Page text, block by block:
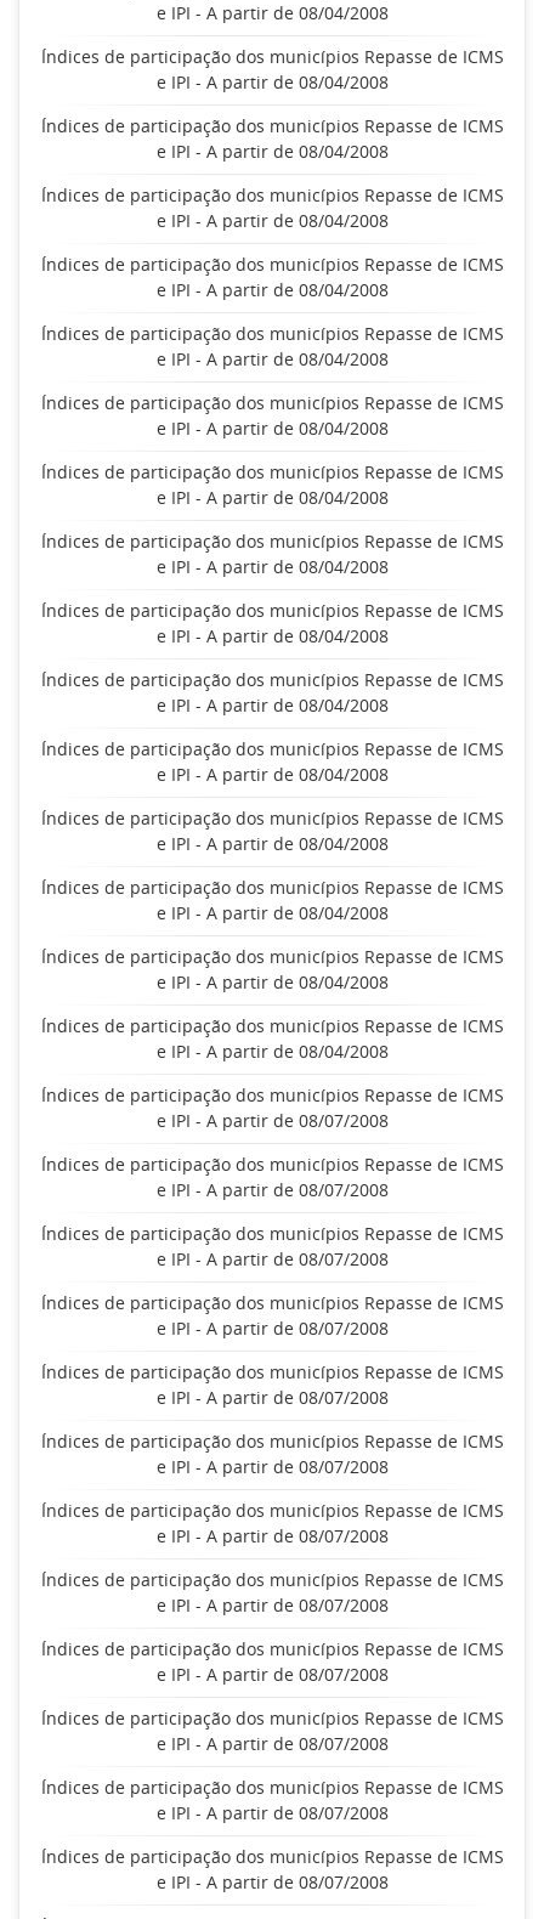
e IPI - A partir de 08/04/2008
Índices de participação dos municípios Repasse de ICMS
e IPI - A partir de 08/04/2008
Índices de participação dos municípios Repasse de ICMS
e IPI - A partir de 08/04/2008
Índices de participação dos municípios Repasse de ICMS
e IPI - A partir de 08/04/2008
Índices de participação dos municípios Repasse de ICMS
e IPI - A partir de 08/04/2008
Índices de participação dos municípios Repasse de ICMS
e IPI - A partir de 08/04/2008
Índices de participação dos municípios Repasse de ICMS
e IPI - A partir de 08/04/2008
Índices de participação dos municípios Repasse de ICMS
e IPI - A partir de 08/04/2008
Índices de participação dos municípios Repasse de ICMS
e IPI - A partir de 08/04/2008
Índices de participação dos municípios Repasse de ICMS
e IPI - A partir de 08/04/2008
Índices de participação dos municípios Repasse de ICMS
e IPI - A partir de 08/04/2008
Índices de participação dos municípios Repasse de ICMS
e IPI - A partir de 08/04/2008
Índices de participação dos municípios Repasse de ICMS
e IPI - A partir de 08/04/2008
Índices de participação dos municípios Repasse de ICMS
e IPI - A partir de 08/04/2008
Índices de participação dos municípios Repasse de ICMS
e IPI - A partir de 08/04/2008
Índices de participação dos municípios Repasse de ICMS
e IPI - A partir de 08/04/2008
Índices de participação dos municípios Repasse de ICMS
e IPI - A partir de 08/07/2008
Índices de participação dos municípios Repasse de ICMS
e IPI - A partir de 08/07/2008
Índices de participação dos municípios Repasse de ICMS
e IPI - A partir de 08/07/2008
Índices de participação dos municípios Repasse de ICMS
e IPI - A partir de 08/07/2008
Índices de participação dos municípios Repasse de ICMS
e IPI - A partir de 08/07/2008
Índices de participação dos municípios Repasse de ICMS
e IPI - A partir de 08/07/2008
Índices de participação dos municípios Repasse de ICMS
e IPI - A partir de 08/07/2008
Índices de participação dos municípios Repasse de ICMS
e IPI - A partir de 08/07/2008
Índices de participação dos municípios Repasse de ICMS
e IPI - A partir de 08/07/2008
Índices de participação dos municípios Repasse de ICMS
e IPI - A partir de 08/07/2008
Índices de participação dos municípios Repasse de ICMS
e IPI - A partir de 08/07/2008
Índices de participação dos municípios Repasse de ICMS
e IPI - A partir de 08/07/2008